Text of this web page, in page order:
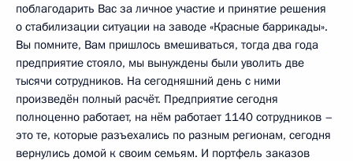
поблагодарить Вас за личное участие и принятие решения
о стабилизации ситуации на заводе «Красные баррикады».
Вы помните, Вам пришлось вмешиваться, тогда два года
предприятие стояло, мы вынуждены были уволить две
тысячи сотрудников. На сегодняшний день с ними
произведён полный расчёт. Предприятие сегодня
полноценно работает, на нём работает 1140 сотрудников –
это те, которые разъехались по разным регионам, сегодня
вернулись домой к своим семьям. И портфель заказов